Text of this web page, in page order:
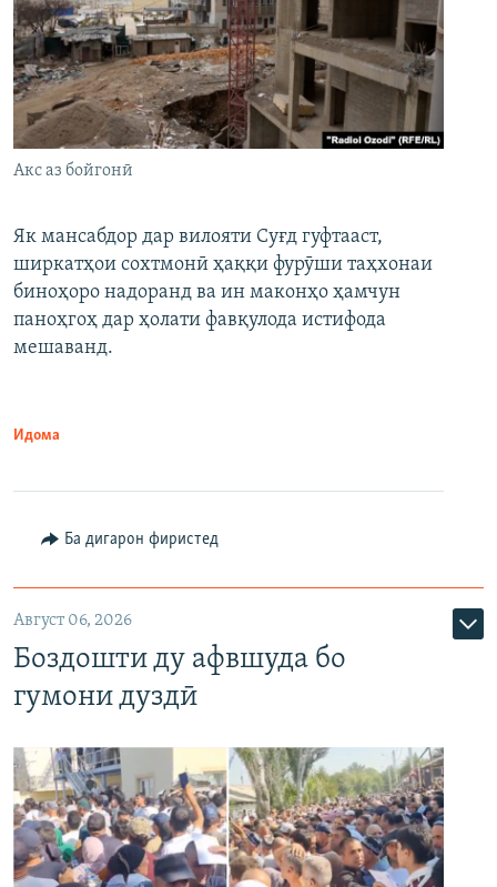
Акс аз бойгонӣ
Як мансабдор дар вилояти Суғд гуфтааст,
ширкатҳои сохтмонӣ ҳаққи фурӯши таҳхонаи
биноҳоро надоранд ва ин маконҳо ҳамчун
паноҳгоҳ дар ҳолати фавқулода истифода
мешаванд.
Идома
Ба дигарон фиристед
Август 06, 2026
Боздошти ду афвшуда бо
гумони дуздӣ